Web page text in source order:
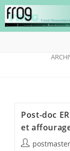
Post-doc
et